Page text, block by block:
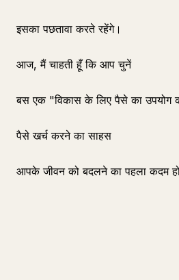
इसका पछतावा करते रहेंगे।
आज, मैं चाहती हूँ कि आप चुनें
बस एक "विकास के लिए पैसे का उपयोग
पैसे खर्च करने का साहस
आपके जीवन को बदलने का पहला कदम